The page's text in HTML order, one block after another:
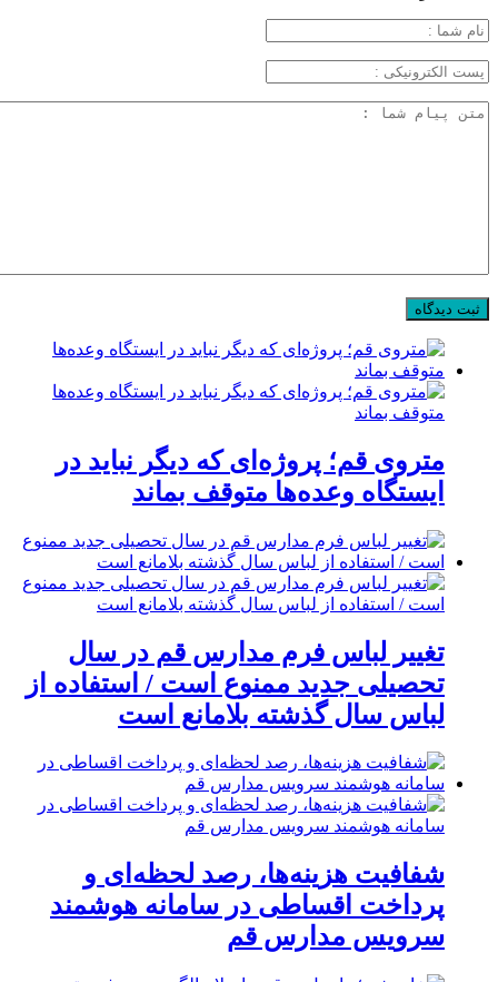
متروی قم؛ پروژه‌ای که دیگر نباید در
ایستگاه وعده‌ها متوقف بماند
تغییر لباس فرم مدارس قم در سال
تحصیلی جدید ممنوع است / استفاده از
لباس سال گذشته بلامانع است
شفافیت هزینه‌ها، رصد لحظه‌ای و
پرداخت اقساطی در سامانه هوشمند
سرویس مدارس قم